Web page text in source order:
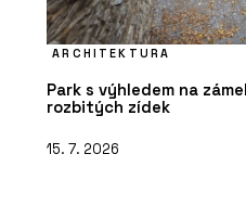
ARCHITEKTURA
Park s výhledem na
rozbitých zídek
15. 7. 2026